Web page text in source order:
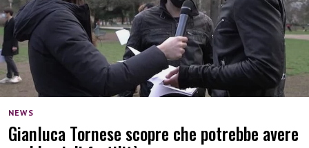
NEWS
Gianluca Tornese scopre che potrebbe avere